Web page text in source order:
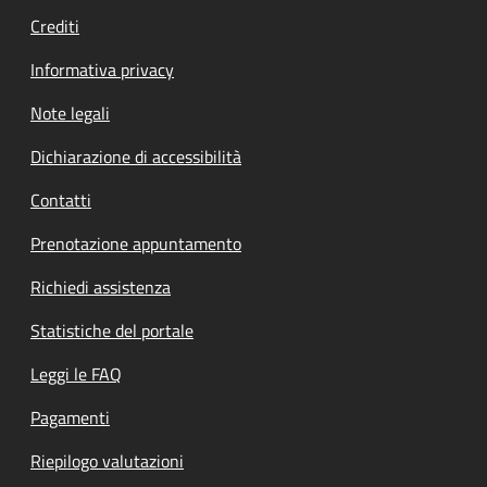
Crediti
Informativa privacy
Note legali
Dichiarazione di accessibilità
Contatti
Prenotazione appuntamento
Richiedi assistenza
Statistiche del portale
Leggi le FAQ
Pagamenti
Riepilogo valutazioni